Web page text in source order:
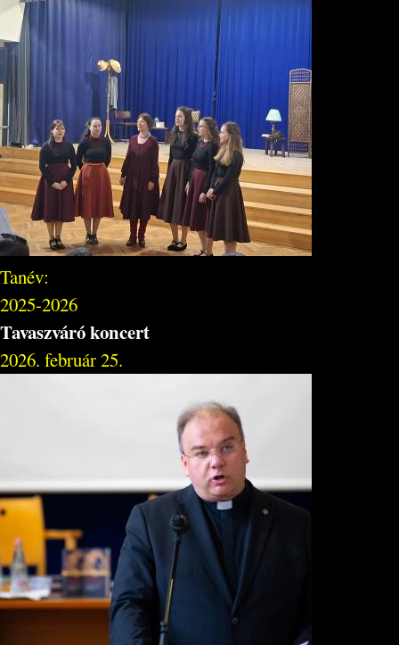
Tanév:
2025-2026
Tavaszváró koncert
2026. február 25.